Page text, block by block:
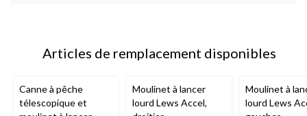
Articles de remplacement disponibles
Canne à pêche
télescopique et
Moulinet à lancer
lourd Lews Accel,
Moulinet à
lourd Lews